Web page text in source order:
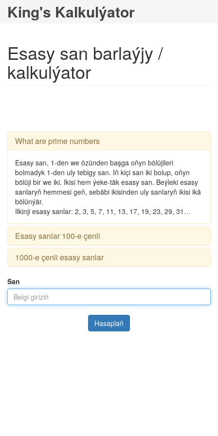
King's Kalkulýator
Esasy san barlaýjy /
kalkulýator
What are prime numbers
Esasy san, 1-den we özünden başga oňyn bölüjileri
bolmadyk 1-den uly tebigy san. Iň kiçi san iki bolup, oňyn
bölüji bir we iki. Ikisi hem ýeke-täk esasy san. Beýleki esasy
sanlaryň hemmesi geň, sebäbi ikisinden uly sanlaryň ikisi ikä
bölünýär.
Ilkinji esasy sanlar: 2, 3, 5, 7, 11, 13, 17, 19, 23, 29, 31…
Esasy sanlar 100-e çenli
1000-e çenli esasy sanlar
San
Hasaplaň